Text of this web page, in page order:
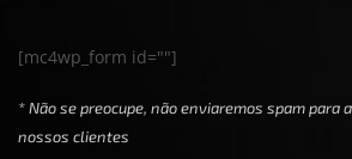
[mc4wp_form id=""]
* Não se preocupe, não enviaremos spam para
nossos clientes